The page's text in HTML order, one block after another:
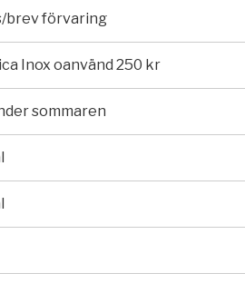
brev förvaring
Inox oanvänd 250 kr
sommaren